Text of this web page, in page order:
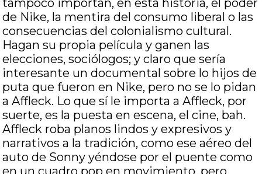
tampoco importan, en esta historia, el poder
de Nike, la mentira del consumo liberal o las
consecuencias del colonialismo cultural.
Hagan su propia película y ganen las
elecciones, sociólogos; y claro que sería
interesante un documental sobre lo hijos de
puta que fueron en Nike, pero no se lo pidan
a Affleck. Lo que sí le importa a Affleck, por
suerte, es la puesta en escena, el cine, bah.
Affleck roba planos lindos y expresivos y
narrativos a la tradición, como ese aéreo del
auto de Sonny yéndose por el puente como
en un cuadro pop en movimiento, pero